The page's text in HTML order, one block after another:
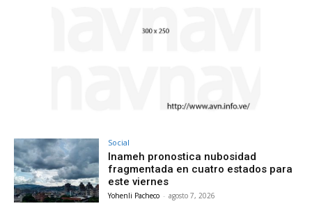
Social
Inameh pronostica nubosidad
fragmentada en cuatro estados para
este viernes
Yohenli Pacheco - agosto 7, 2026